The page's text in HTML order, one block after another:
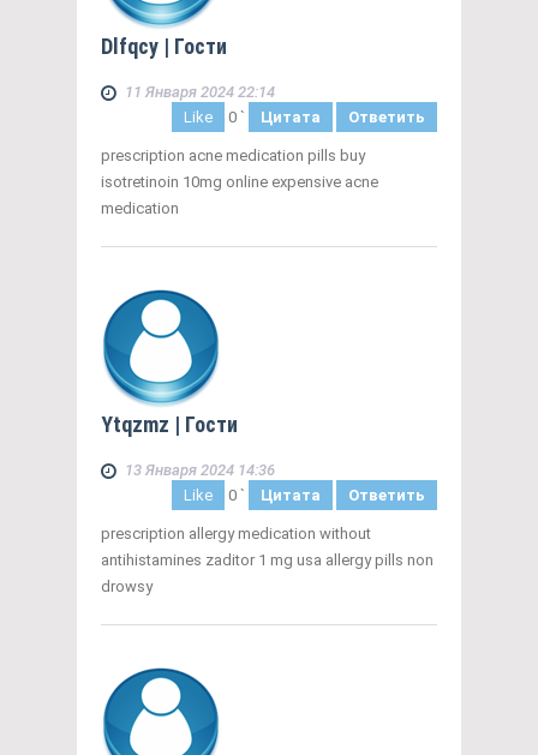
Dlfqcy | Гости
11 Января 2024 22:14
Like
0 ` Цитата Ответить
prescription acne medication pills buy
isotretinoin 10mg online expensive acne
medication
Ytqzmz | Гости
13 Января 2024 14:36
Like
0 ` Цитата Ответить
prescription allergy medication without
antihistamines zaditor 1 mg usa allergy pills non
drowsy